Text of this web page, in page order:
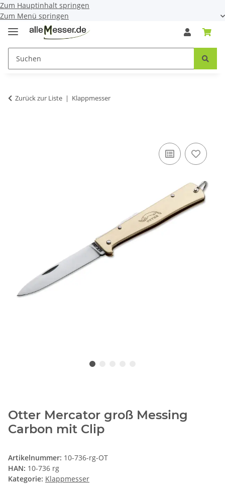
Zum Hauptinhalt springen
Zum Menü springen
Zurück zur Liste Klappmesser
Otter Mercator groß Messing
Carbon mit Clip
Artikelnummer: 10-736-rg-OT
HAN: 10-736 rg
Kategorie: Klappmesser